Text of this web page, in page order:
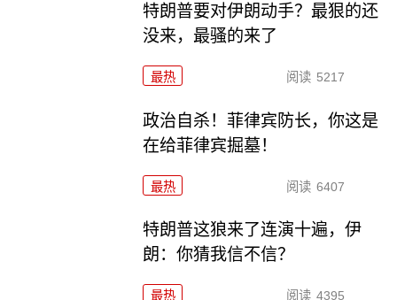
特朗普要对伊朗动手？最狠的还
没来，最骚的来了
最热 阅读 5217
政治自杀！菲律宾防长，你这是
在给菲律宾掘墓！
最热 阅读 6407
特朗普这狼来了连演十遍，伊
朗：你猜我信不信？
最热 阅读 4395